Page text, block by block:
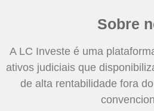
Sobre
A LC Investe é uma
ativos judiciais que
de alta rentabilidade fora